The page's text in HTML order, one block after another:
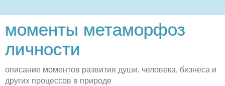
моменты метаморфоз
личности
описание моментов развития души, человека, бизнеса и
других процессов в природе